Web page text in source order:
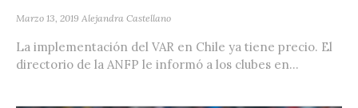
Marzo 13, 2019 Alejandra Castellano
La implementación del VAR en Chile ya tiene precio. El
directorio de la ANFP le informó a los clubes en...